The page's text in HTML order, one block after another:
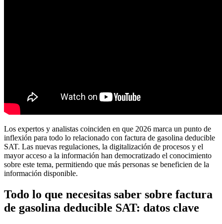
Los expertos y analistas coinciden en que 2026 marca un punto de
inflexión para todo lo relacionado con factura de gasolina deducible
SAT. Las nuevas regulaciones, la digitalización de procesos y el
mayor acceso a la información han democratizado el conocimiento
sobre este tema, permitiendo que más personas se beneficien de la
información disponible.
Todo lo que necesitas saber sobre factura
de gasolina deducible SAT: datos clave